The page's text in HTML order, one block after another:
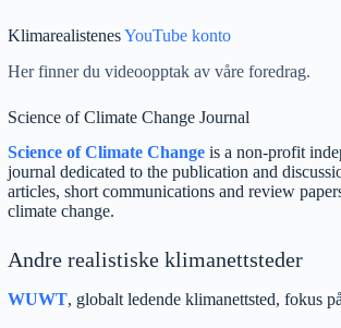
KlimarealistenesYouTube konto
Her finner du videoopptak av våre foredrag.
Science of Climate Change Journal
Science of Climate Change is a non-profit
journal dedicated to the publication and
articles, short communications and review
climate change.
Andre realistiske klimanettsteder
WUWT, globalt ledende klimanettsted, fokus